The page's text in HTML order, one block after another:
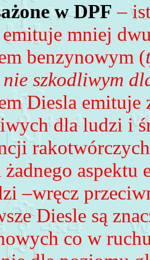
w DPF –
mniej
benzynowym (
nie szkodliwym
Diesla emituje
dla ludzi i
żadnego
–wręcz
Diesle są
co w